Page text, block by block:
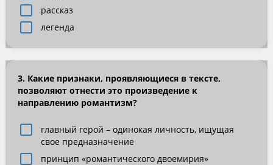
рассказ
легенда
3. Какие признаки, проявляющиеся в тексте,
позволяют отнести это произведение к
направлению романтизм?
главный герой – одинокая личность, ищущая
свое предназначение
принцип «романтического двоемирия»